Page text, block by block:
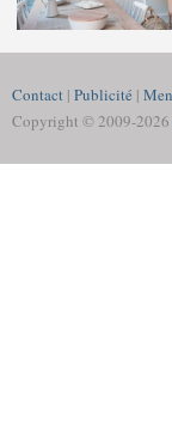
Contact | Publicité |
Copyright © 2009-2026